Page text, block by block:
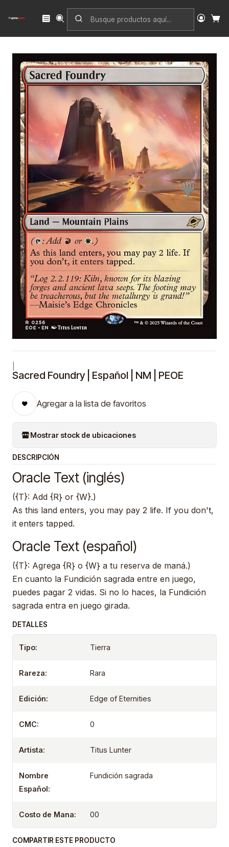
Inicio Singles
Edge of Eternities
Sacred Foundry | Español | NM | PEOE
Sacred Foundry | Español | NM | PEOE
Agregar a la lista de favoritos
Mostrar stock de ubicaciones
DESCRIPCIÓN
Oracle Text (inglés)
({T}: Add {R} or {W}.)
As this land enters, you may pay 2 life. If you don't,
it enters tapped.
Oracle Text (español)
({T}: Agrega {R} o {W} a tu reserva de maná.)
En cuanto la Fundición sagrada entre en juego,
puedes pagar 2 vidas. Si no lo haces, la Fundición
sagrada entra en juego girada.
DETALLES
Tipo: Tierra
Rareza: Rara
Edición: Edge of Eternities
CMC: 0
Artista: Titus Lunter
Nombre
Español:
Fundición sagrada
Costo de Mana: 00
COMPARTIR ESTE PRODUCTO